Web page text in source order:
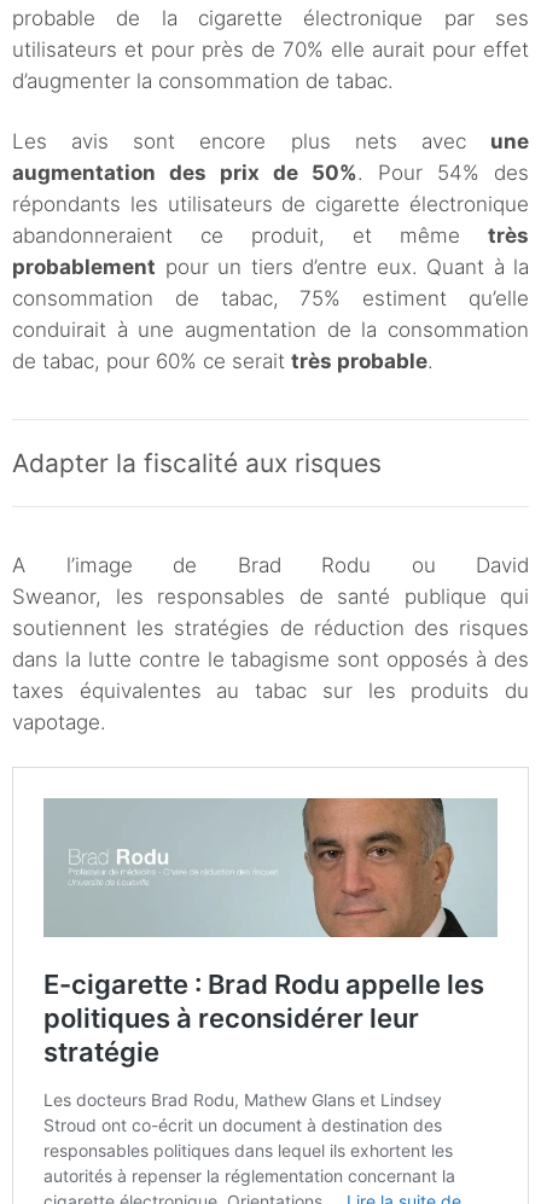
probable de la cigarette électronique par ses
utilisateurs et pour près de 70% elle aurait pour effet
d’augmenter la consommation de tabac.
Les avis sont encore plus nets avec une
augmentation des prix de 50%. Pour 54% des
répondants les utilisateurs de cigarette électronique
abandonneraient ce produit, et même très
probablement pour un tiers d’entre eux. Quant à la
consommation de tabac, 75% estiment qu’elle
conduirait à une augmentation de la consommation
de tabac, pour 60% ce serait très probable.
Adapter la fiscalité aux risques
A l’image de Brad Rodu ou David
Sweanor, les responsables de santé publique qui
soutiennent les stratégies de réduction des risques
dans la lutte contre le tabagisme sont opposés à des
taxes équivalentes au tabac sur les produits du
vapotage.